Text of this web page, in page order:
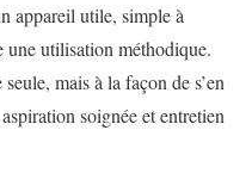
appareil utile, simple à
une utilisation méthodique.
mais à la façon de s’en
soignée et entretien